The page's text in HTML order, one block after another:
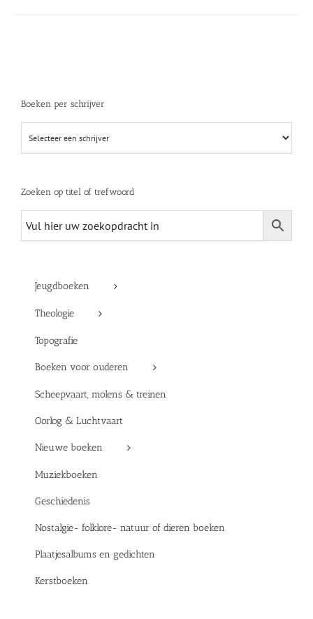
Boeken per schrijver
Zoeken op titel of trefwoord
Jeugdboeken
Theologie
Topografie
Boeken voor ouderen
Scheepvaart, molens & treinen
Oorlog & Luchtvaart
Nieuwe boeken
Muziekboeken
Geschiedenis
Nostalgie- folklore- natuur of dieren boeken
Plaatjesalbums en gedichten
Kerstboeken